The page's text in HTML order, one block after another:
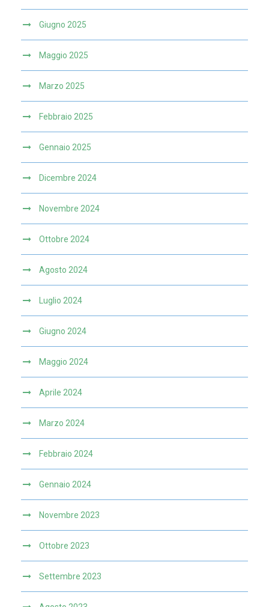
Giugno 2025
Maggio 2025
Marzo 2025
Febbraio 2025
Gennaio 2025
Dicembre 2024
Novembre 2024
Ottobre 2024
Agosto 2024
Luglio 2024
Giugno 2024
Maggio 2024
Aprile 2024
Marzo 2024
Febbraio 2024
Gennaio 2024
Novembre 2023
Ottobre 2023
Settembre 2023